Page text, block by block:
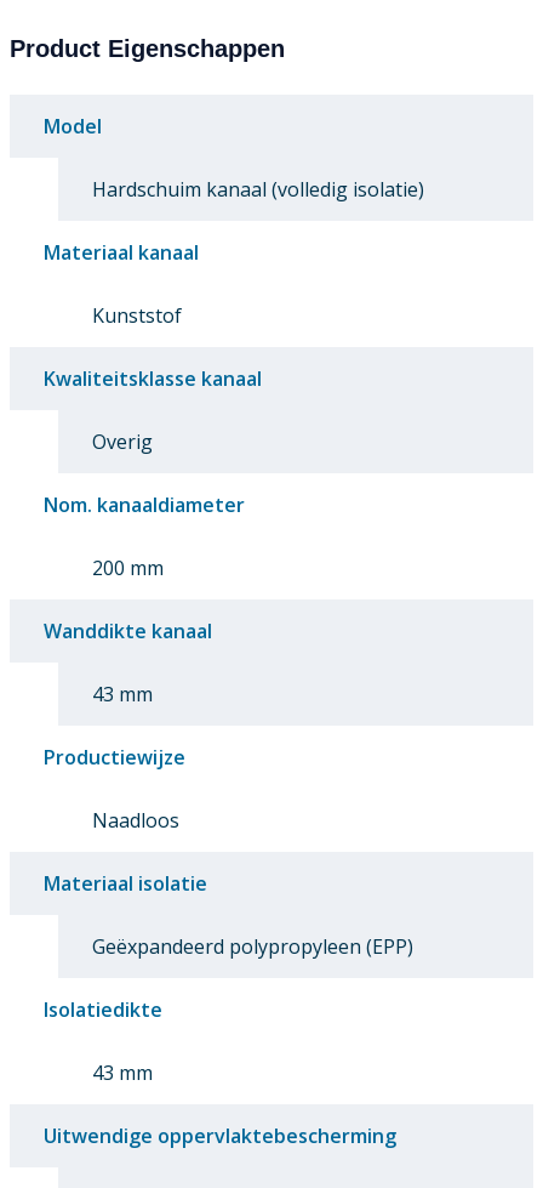
Product Eigenschappen
Model
Hardschuim kanaal (volledig isolatie)
Materiaal kanaal
Kunststof
Kwaliteitsklasse kanaal
Overig
Nom. kanaaldiameter
200 mm
Wanddikte kanaal
43 mm
Productiewijze
Naadloos
Materiaal isolatie
Geëxpandeerd polypropyleen (EPP)
Isolatiedikte
43 mm
Uitwendige oppervlaktebescherming